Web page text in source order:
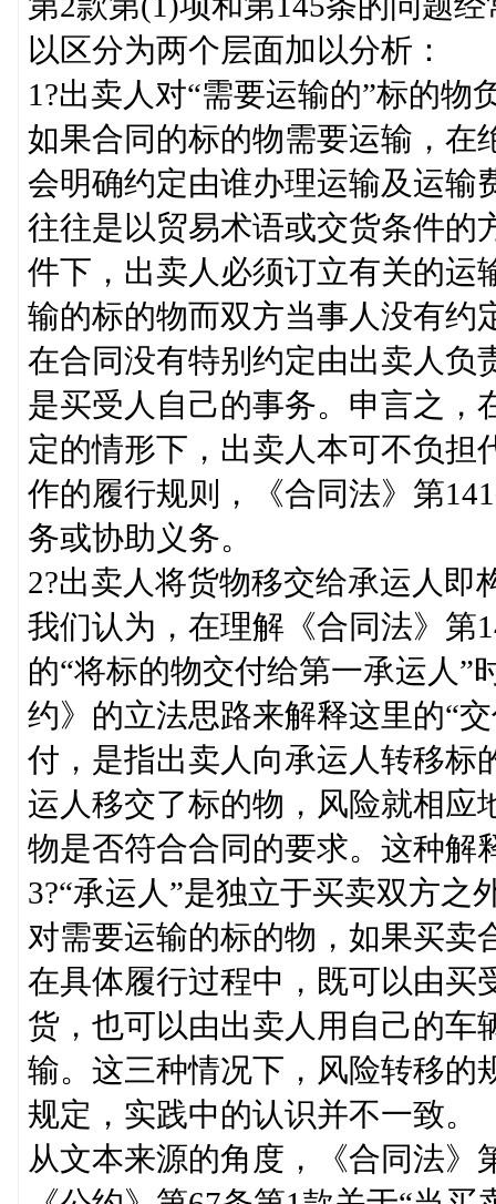
以区分为两个层面加以分析：
1?出卖人对“需要运输的”标的物
如果合同的标的物需要运输，在
会明确约定由谁办理运输及运输
往往是以贸易术语或交货条件的
件下，出卖人必须订立有关的运
输的标的物而双方当事人没有约
在合同没有特别约定由出卖人负
是买受人自己的事务。申言之，
定的情形下，出卖人本可不负担
作的履行规则，《合同法》第
务或协助义务。
2?出卖人将货物移交给承运人即
我们认为，在理解《合同法》第
的“将标的物交付给第一承运人”
约》的立法思路来解释这里的“
付，是指出卖人向承运人转移标
运人移交了标的物，风险就相应
物是否符合合同的要求。这种解
3?“承运人”是独立于买卖双方之
对需要运输的标的物，如果买卖
在具体履行过程中，既可以由买
货，也可以由出卖人用自己的车
输。这三种情况下，风险转移的
规定，实践中的认识并不一致。
从文本来源的角度，《合同法》